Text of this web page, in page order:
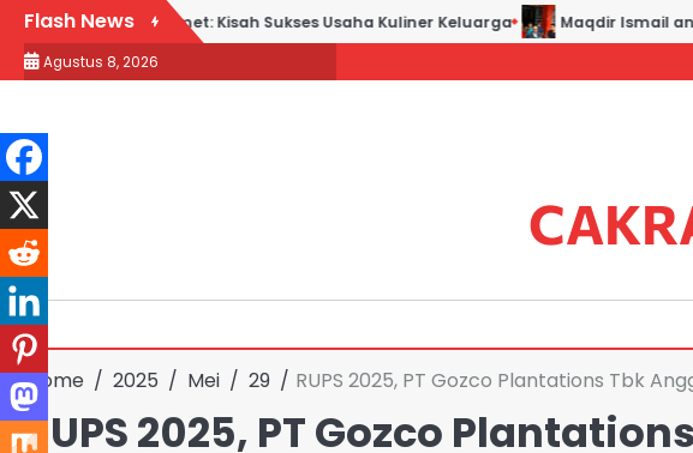
Skip
content
Flash News
Goreng H. Slamet: Kisah Sukses Usaha Kuliner Keluarga Maqdir Ismail and
Agustus 8, 2026
Home 2025 Mei 29 RUPS 2025, PT Gozco Plantations Tbk
RUPS 2025, PT Gozco